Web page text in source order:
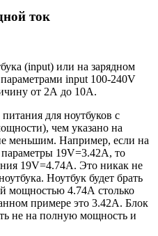
ток
(input) или на зарядном
input 100-240V
от 2А до 10A.
для ноутбуков с
чем указано на
меньшим. Например, если на
19V=3.42A, то
19V=4.74A. Это никак не
Ноутбук будет брать
мощностью 4.74А столько
примере это 3.42А. Блок
не на полную мощность и